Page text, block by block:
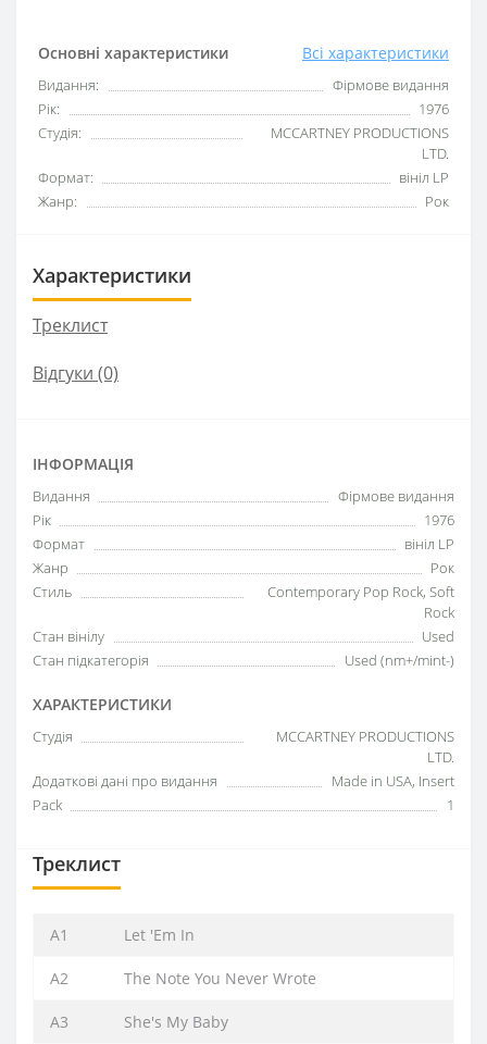
Основні характеристики Всі характеристики
Видання:
Фірмове видання
Рік:
1976
Студія:
MCCARTNEY PRODUCTIONS
LTD.
Формат:
вініл LP
Жанр:
Рок
Характеристики
Треклист
Відгуки (0)
ІНФОРМАЦІЯ
Видання
Фірмове видання
Рік
1976
Формат
вініл LP
Жанр
Рок
Стиль
Contemporary Pop Rock, Soft
Rock
Стан вінілу
Used
Стан підкатегорія
Used (nm+/mint-)
ХАРАКТЕРИСТИКИ
Студія
MCCARTNEY PRODUCTIONS
LTD.
Додаткові дані про видання
Made in USA, Insert
Pack
1
Треклист
A1 Let 'Em In
A2 The Note You Never Wrote
A3 She's My Baby